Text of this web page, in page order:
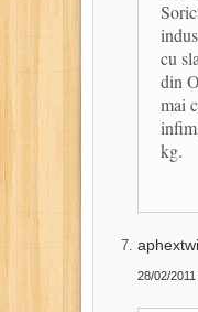
cu
din
mai
kg.
28/02/